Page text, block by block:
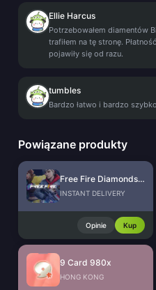
Ellie Harcus
Potrzebowałem diamentów
trafiłem na tę stronę.
pojawiły się od razu.
tumbles
Bardzo łatwo i bardzo
Powiązane produkty
Free Fire Diamonds EU + TR
INSTANT DELIVERY
Opinie Kup
9 Card 980x
HONG KONG